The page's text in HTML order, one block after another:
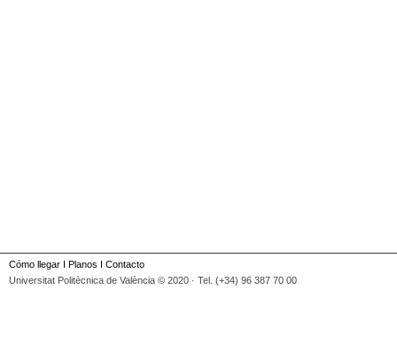
Cómo llegar I Planos I Contacto
Universitat Politècnica de València © 2020 · Tel. (+34) 96 387 70 00